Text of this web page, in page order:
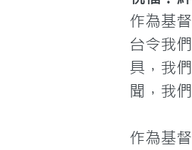
作為基
台令我
具，我
聞，我
作為基